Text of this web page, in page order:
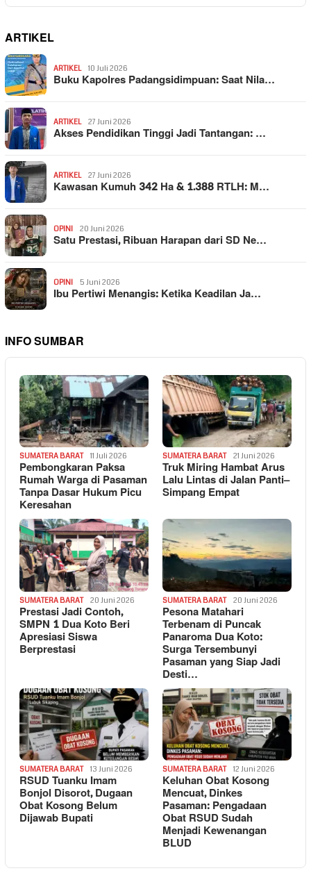
ARTIKEL
ARTIKEL 10 Juli 2026
Buku Kapolres Padangsidimpuan: Saat Nila…
ARTIKEL 27 Juni 2026
Akses Pendidikan Tinggi Jadi Tantangan: …
ARTIKEL 27 Juni 2026
Kawasan Kumuh 342 Ha & 1.388 RTLH: M…
OPINI 20 Juni 2026
Satu Prestasi, Ribuan Harapan dari SD Ne…
OPINI 5 Juni 2026
Ibu Pertiwi Menangis: Ketika Keadilan Ja…
INFO SUMBAR
SUMATERA BARAT 11 Juli 2026
Pembongkaran Paksa
Rumah Warga di Pasaman
Tanpa Dasar Hukum Picu
Keresahan
SUMATERA BARAT 21 Juni 2026
Truk Miring Hambat Arus
Lalu Lintas di Jalan Panti–
Simpang Empat
SUMATERA BARAT 20 Juni 2026
Prestasi Jadi Contoh,
SMPN 1 Dua Koto Beri
Apresiasi Siswa
Berprestasi
SUMATERA BARAT 20 Juni 2026
Pesona Matahari
Terbenam di Puncak
Panaroma Dua Koto:
Surga Tersembunyi
Pasaman yang Siap Jadi
Desti…
SUMATERA BARAT 13 Juni 2026
RSUD Tuanku Imam
Bonjol Disorot, Dugaan
Obat Kosong Belum
Dijawab Bupati
SUMATERA BARAT 12 Juni 2026
Keluhan Obat Kosong
Mencuat, Dinkes
Pasaman: Pengadaan
Obat RSUD Sudah
Menjadi Kewenangan
BLUD